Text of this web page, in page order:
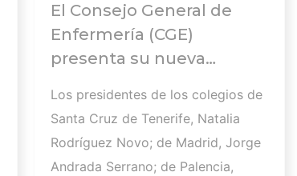
El Consejo General de
Enfermería (CGE)
presenta su nueva
Pleno que lucharán por el
desarrollo de la profesión
en los próximos años
Los presidentes de los colegios de
Santa Cruz de Tenerife, Natalia
Rodríguez Novo; de Madrid, Jorge
Andrada Serrano; de Palencia,